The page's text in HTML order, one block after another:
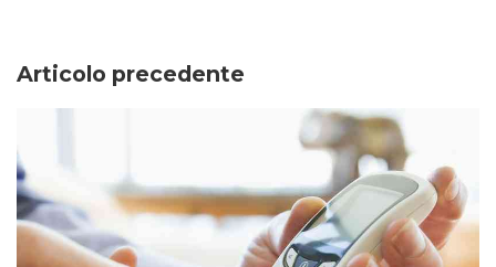
Articolo precedente